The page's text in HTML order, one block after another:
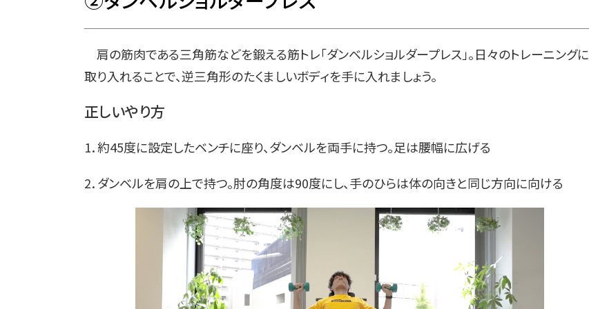
肩の筋肉である三角筋などを鍛える筋トレ「ダンベルショルダープレス」。日々のトレーニングに
取り入れることで、逆三角形のたくましいボディを手に入れましょう。
正しいやり方
1．約45度に設定したベンチに座り、ダンベルを両手に持つ。足は腰幅に広げる
2．ダンベルを肩の上で持つ。肘の角度は90度にし、手のひらは体の向きと同じ方向に向ける